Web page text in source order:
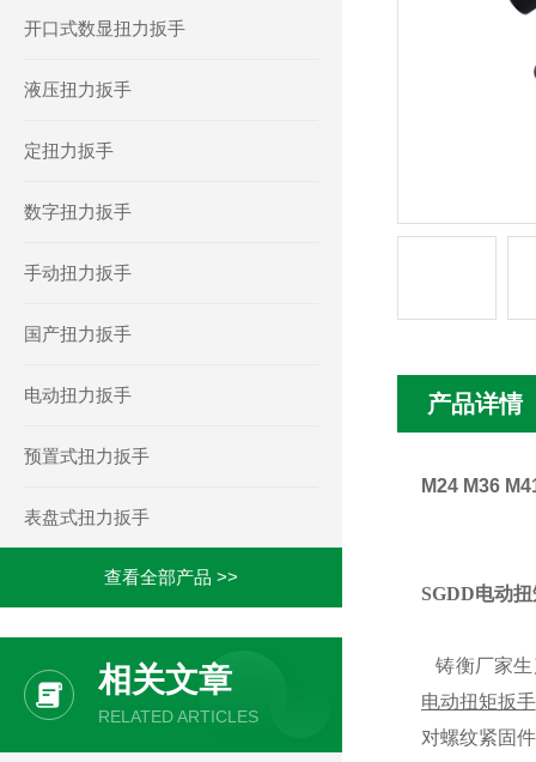
开口式数显扭力扳手
液压扭力扳手
定扭力扳手
数字扭力扳手
手动扭力扳手
国产扭力扳手
电动扭力扳手
预置式扭力扳手
表盘式扭力扳手
查看全部产品 >>
相关文章
RELATED ARTICLES
产品详情
M24 M36
SGDD电动
铸衡厂家生
电动扭矩扳手
对螺纹紧固